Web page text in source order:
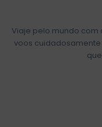
Viaje pelo mundo com
voos